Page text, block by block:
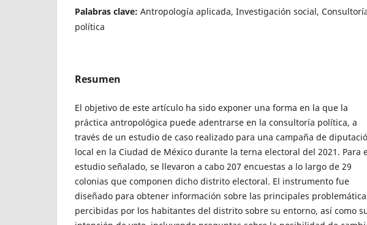
Palabras clave: Antropología aplicada, Investigación social,
política
Resumen
El objetivo de este artículo ha sido exponer una forma en la que la
práctica antropológica puede adentrarse en la consultoría política, a
través de un estudio de caso realizado para una campaña de
local en la Ciudad de México durante la terna electoral del 2021. Para
estudio señalado, se llevaron a cabo 207 encuestas a lo largo de 29
colonias que componen dicho distrito electoral. El instrumento fue
diseñado para obtener información sobre las principales
percibidas por los habitantes del distrito sobre su entorno, así como